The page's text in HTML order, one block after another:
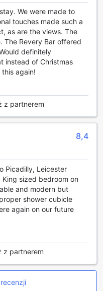
W całym obiekcie
Fi w przestrzeniach
dla palących
jak i niepalących.
że każdy zakątek
co czyni London
na pobyt w sercu
London Hilton On
oferuje swoim gościom
które sprawiają, że
zapewnia transfer z i
dla osób
lub turystycznych.
z usług wynajmu
eksploracji miasta we
z komunikacji
najważniejszych
terenie obiektu
pamiętać, że
z tej usługi. Dzięki tak
mogą cieszyć się
We were made to
touches made such a
as are the views. The
The Revery Bar offered
definitely
instead of Christmas
again!
z partnerem
8,4
Picadilly, Leicester
King sized bedroom on
and modern but
shower cubicle
again on our future
z partnerem